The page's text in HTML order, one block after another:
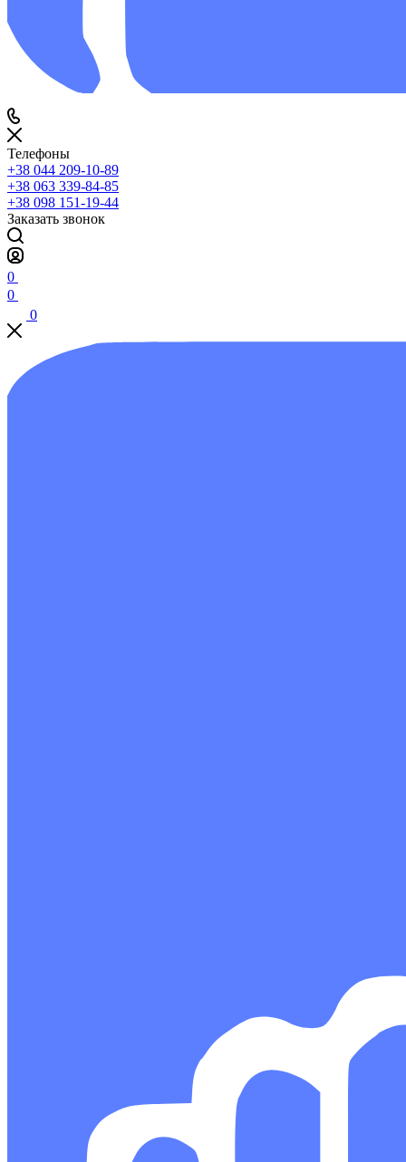
Телефоны
+38 044 209-10-89
+38 063 339-84-85
+38 098 151-19-44
Заказать звонок
0
0
0